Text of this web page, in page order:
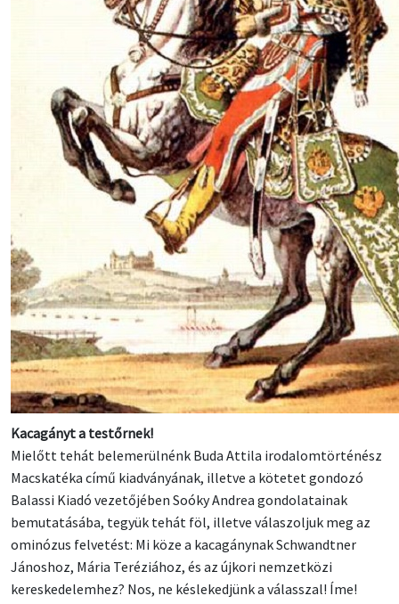
Kacagányt a testőrnek!
Mielőtt tehát belemerülnénk Buda Attila irodalomtörténész
Macskatéka című kiadványának, illetve a kötetet gondozó
Balassi Kiadó vezetőjében Soóky Andrea gondolatainak
bemutatásába, tegyük tehát föl, illetve válaszoljuk meg az
ominózus felvetést: Mi köze a kacagánynak Schwandtner
Jánoshoz, Mária Teréziához, és az újkori nemzetközi
kereskedelemhez? Nos, ne késlekedjünk a válasszal! Íme!